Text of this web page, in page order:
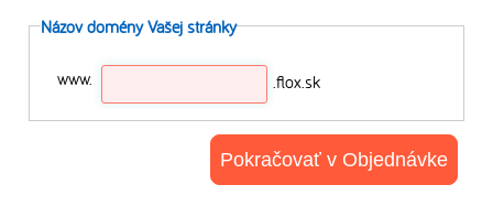
Názov domény Vašej stránky
www. .flox.sk
Pokračovať v Objednávke